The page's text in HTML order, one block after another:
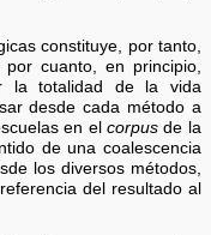
constituye, por tanto,
cuanto, en principio,
la totalidad de la vida
desde cada método a
en elcorpus de la
de una coalescencia
los diversos métodos,
del resultado al